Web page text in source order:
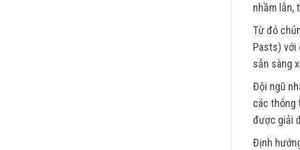
nhầm lẫn,
Từ đó
Pasts) với
sẵn sàng
Đội ngũ
các thông
được giải
Định